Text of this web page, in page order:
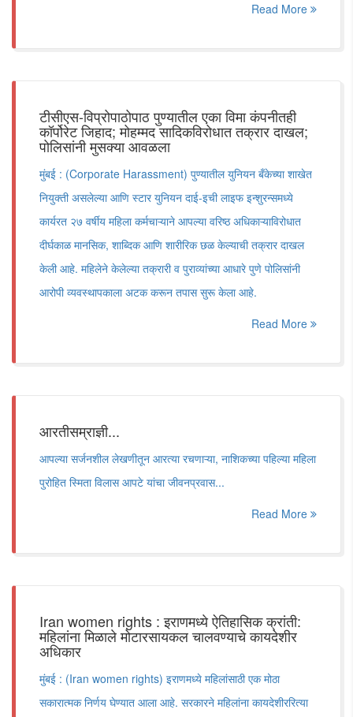
Read More
टीसीएस-विप्रोपाठोपाठ पुण्यातील एका विमा कंपनीतही
कॉर्पोरेट जिहाद; मोहम्मद सादिकविरोधात तक्रार दाखल;
पोलिसांनी मुसक्या आवळला
मुंबई : (Corporate Harassment) पुण्यातील युनियन बँकेच्या शाखेत
नियुक्ती असलेल्या आणि स्टार युनियन दाई-इची लाइफ इन्शुरन्समध्ये
कार्यरत २७ वर्षीय महिला कर्मचाऱ्याने आपल्या वरिष्ठ अधिकाऱ्याविरोधात
दीर्घकाळ मानसिक, शाब्दिक आणि शारीरिक छळ केल्याची तक्रार दाखल
केली आहे. महिलेने केलेल्या तक्रारी व पुराव्यांच्या आधारे पुणे पोलिसांनी
आरोपी व्यवस्थापकाला अटक करून तपास सुरू केला आहे.
Read More
आरतीसम्राज्ञी...
आपल्या सर्जनशील लेखणीतून आरत्या रचणाऱ्या, नाशिकच्या पहिल्या महिला
पुरोहित स्मिता विलास आपटे यांचा जीवनप्रवास...
Read More
Iran women rights : इराणमध्ये ऐतिहासिक क्रांती:
महिलांना मिळाले मोटारसायकल चालवण्याचे कायदेशीर
अधिकार
मुंबई : (Iran women rights) इराणमध्ये महिलांसाठी एक मोठा
सकारात्मक निर्णय घेण्यात आला आहे. सरकारने महिलांना कायदेशीररित्या